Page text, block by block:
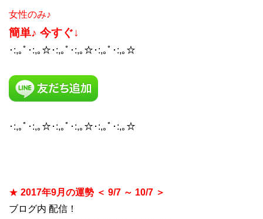
女性のみ♪
簡単♪ 今すぐ↓
･:,｡ﾟ･:,｡☆･:,｡ﾟ･:,｡☆･:,｡ﾟ･:,｡☆
･:,｡ﾟ･:,｡☆･:,｡ﾟ･:,｡☆･:,｡ﾟ･:,｡☆
★ 2017年9月の運勢 ＜ 9/7 ～ 10/7 ＞
ブログ内 配信！